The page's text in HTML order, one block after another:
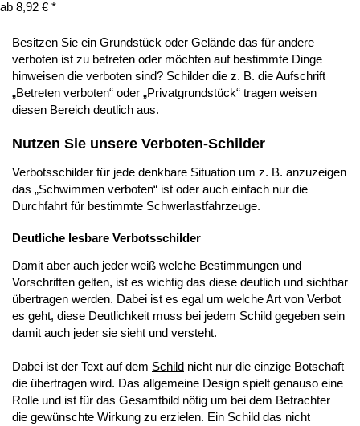
ab 8,92 € *
Besitzen Sie ein Grundstück oder Gelände das für andere
verboten ist zu betreten oder möchten auf bestimmte Dinge
hinweisen die verboten sind? Schilder die z. B. die Aufschrift
„Betreten verboten“ oder „Privatgrundstück“ tragen weisen
diesen Bereich deutlich aus.
Nutzen Sie unsere Verboten-Schilder
Verbotsschilder für jede denkbare Situation um z. B. anzuzeigen
das „Schwimmen verboten“ ist oder auch einfach nur die
Durchfahrt für bestimmte Schwerlastfahrzeuge.
Deutliche lesbare Verbotsschilder
Damit aber auch jeder weiß welche Bestimmungen und
Vorschriften gelten, ist es wichtig das diese deutlich und sichtbar
übertragen werden. Dabei ist es egal um welche Art von Verbot
es geht, diese Deutlichkeit muss bei jedem Schild gegeben sein
damit auch jeder sie sieht und versteht.
Dabei ist der Text auf dem Schild nicht nur die einzige Botschaft
die übertragen wird. Das allgemeine Design spielt genauso eine
Rolle und ist für das Gesamtbild nötig um bei dem Betrachter
die gewünschte Wirkung zu erzielen. Ein Schild das nicht